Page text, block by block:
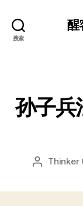
搜索
醒
孙子兵
文 Thinker